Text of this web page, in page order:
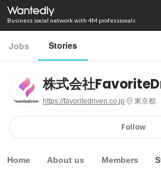
Business social network with 4M professionals
Jobs Stories
株式会社
https://favoritedriven.co.jp 東京都
Follow
Home About us Members